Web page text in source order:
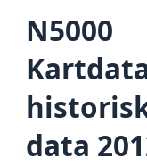
N5000
data